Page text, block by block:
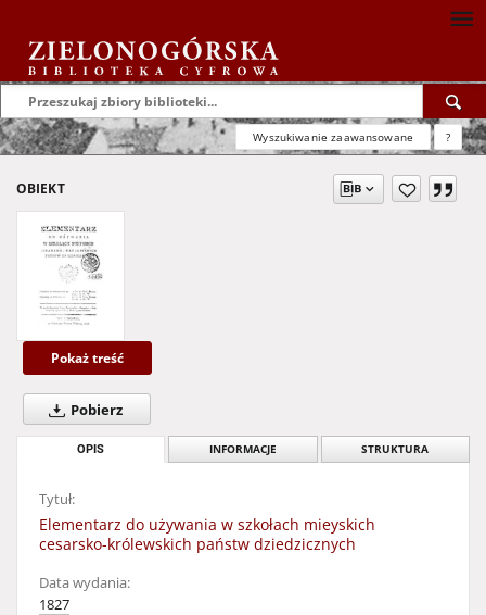
Wyszukiwanie zaawansowane ?
OBIEKT
Pokaż treść
Pobierz
OPIS INFORMACJE STRUKTURA
Tytuł:
Elementarz do używania w szkołach mieyskich
cesarsko-królewskich państw dziedzicznych
Data wydania:
1827